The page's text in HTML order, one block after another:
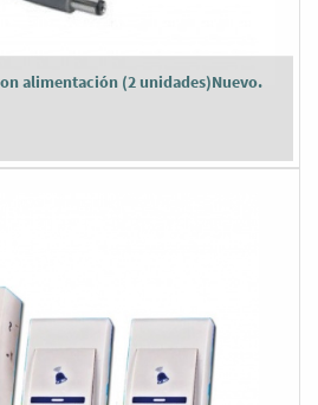
alimentación (2 unidades)Nuevo.